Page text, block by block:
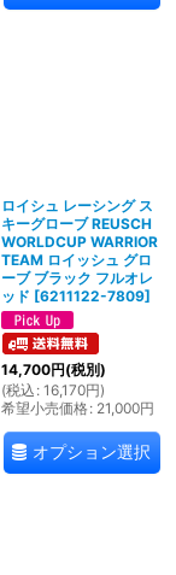
ロイシュ レーシング ス
キーグローブ REUSCH
WORLDCUP WARRIOR
TEAM ロイッシュ グロ
ーブ ブラック フルオレ
ッド [6211122-7809]
14,700円(税別)
(税込 : 16,170円)
希望小売価格: 21,000円
オプション選択